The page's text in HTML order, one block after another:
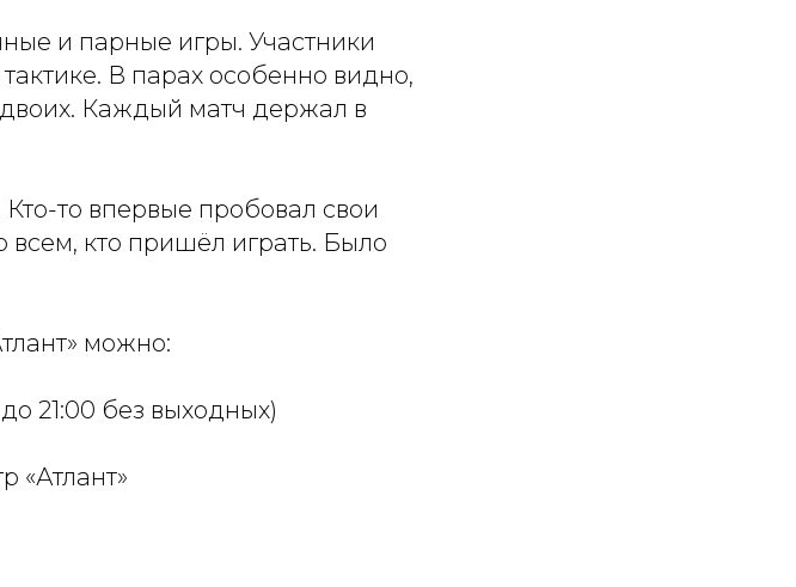
и парные игры. Участники
В парах особенно видно,
двоих. Каждый матч держал в
то впервые пробовал свои
кто пришёл играть. Было
можно:
21:00 без выходных)
«Атлант»